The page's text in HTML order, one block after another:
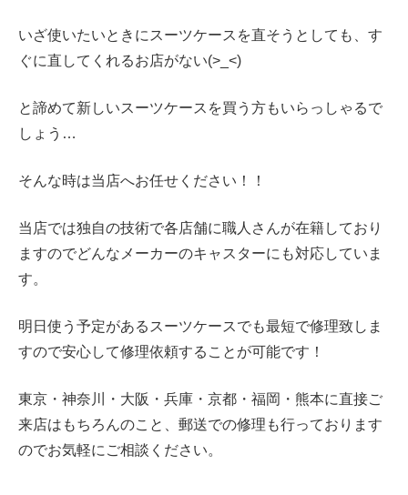
いざ使いたいときにスーツケースを直そうとしても、す
ぐに直してくれるお店がない(>_<)
と諦めて新しいスーツケースを買う方もいらっしゃるで
しょう…
そんな時は当店へお任せください！！
当店では独自の技術で各店舗に職人さんが在籍しており
ますのでどんなメーカーのキャスターにも対応していま
す。
明日使う予定があるスーツケースでも最短で修理致しま
すので安心して修理依頼することが可能です！
東京・神奈川・大阪・兵庫・京都・福岡・熊本に直接ご
来店はもちろんのこと、郵送での修理も行っております
のでお気軽にご相談ください。